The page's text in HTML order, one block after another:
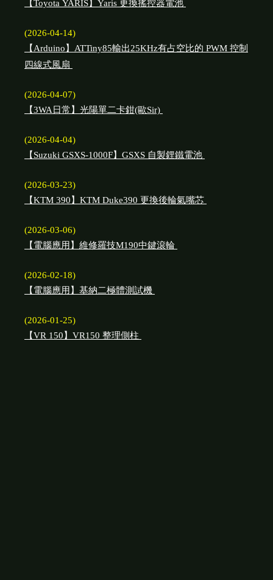
【Toyota YARIS】Yaris 更換搖控器電池
(2026-04-14)
【Arduino】ATTiny85輸出25KHz有占空比的 PWM 控制
四線式風扇
(2026-04-07)
【3WA日常】光陽單二卡鉗(歐Sir)
(2026-04-04)
【Suzuki GSXS-1000F】GSXS 自製鋰鐵電池
(2026-03-23)
【KTM 390】KTM Duke390 更換後輪氣嘴芯
(2026-03-06)
【電腦應用】維修羅技M190中鍵滾輪
(2026-02-18)
【電腦應用】基納二極體測試機
(2026-01-25)
【VR 150】VR150 整理側柱